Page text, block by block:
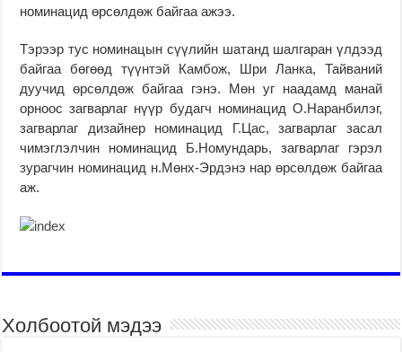
номинацид өрсөлдөж байгаа ажээ.
Тэрээр тус номинацын сүүлийн шатанд шалгаран үлдээд
байгаа бөгөөд түүнтэй Камбож, Шри Ланка, Тайваний
дуучид өрсөлдөж байгаа гэнэ. Мөн уг наадамд манай
орноос загварлаг нүүр будагч номинацид О.Наранбилэг,
загварлаг дизайнер номинацид Г.Цас, загварлаг засал
чимэглэлчин номинацид Б.Номундарь, загварлаг гэрэл
зурагчин номинацид н.Мөнх-Эрдэнэ нар өрсөлдөж байгаа
аж.
Холбоотой мэдээ